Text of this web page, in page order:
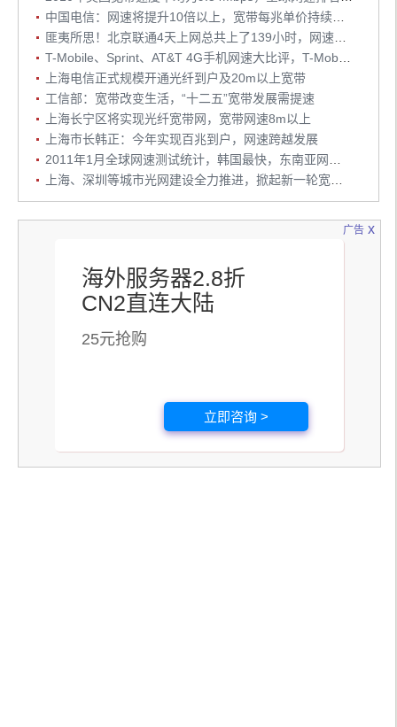
上海电信正式规模开通光纤到户及20m以上宽带
工信部：宽带改变生活，“十二五”宽带发展需提速
上海长宁区将实现光纤宽带网，宽带网速8m以上
上海市长韩正：今年实现百兆到户，网速跨越发展
广告
海外服务器2.8折
CN2直连大陆
25元抢购
立即咨询 >
x